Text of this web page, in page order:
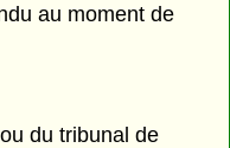
au moment de
du tribunal de